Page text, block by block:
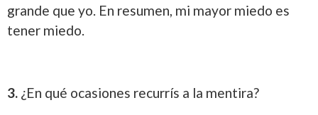
grande que yo. En resumen, mi mayor miedo es
tener miedo.
3. ¿En qué ocasiones recurrís a la mentira?